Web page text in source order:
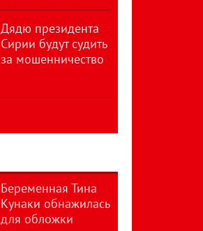
Дядю президента
Сирии будут судить
за мошенничество
Беременная Тина
Кунаки обнажилась
для обложки